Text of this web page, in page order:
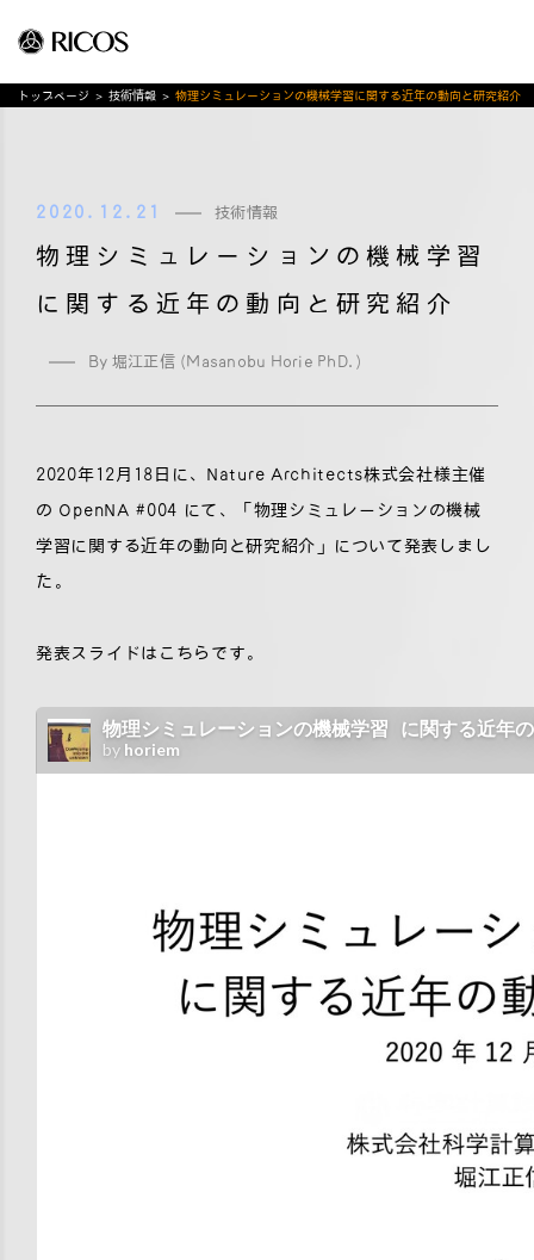
トップページ > 技術情報 > 物理シミュレーションの機械学習に関する近年の動向と研究紹介
2020.12.21 技術情報
物理シミュレーションの機械学習
に関する近年の動向と研究紹介
By 堀江正信 (Masanobu Horie PhD.)
2020年12月18日に、Nature Architects株式会社様主催
の OpenNA #004 にて、「物理シミュレーションの機械
学習に関する近年の動向と研究紹介」について発表しまし
た。
発表スライドはこちらです。